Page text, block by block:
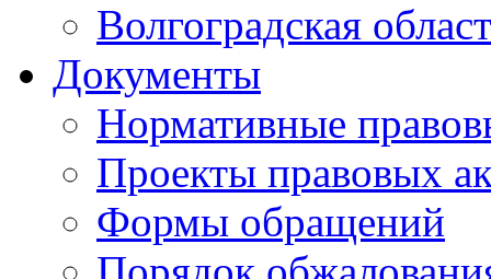
Волгоградская
Документы
Нормативные
Проекты правовых
Формы обращений